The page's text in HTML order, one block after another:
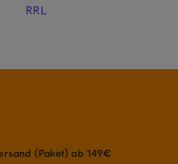
RRL
(Paket) ab 149€